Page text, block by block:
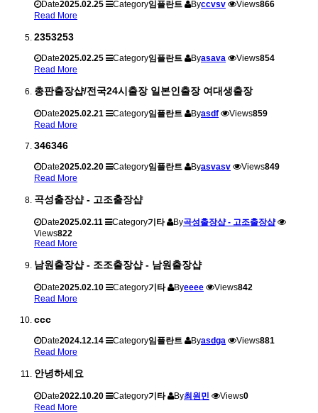
Date2025.02.25 Category임플란트 Byccvsv Views866
Read More
2353253
Date2025.02.25 Category임플란트 Byasava Views854
Read More
총판출장샵/전국24시출장 일본인출장 여대생출장
Date2025.02.21 Category임플란트 Byasdf Views859
Read More
346346
Date2025.02.20 Category임플란트 Byasvasv Views849
Read More
곡성출장샵 - 고조출장샵
Date2025.02.11 Category기타 By곡성출장샵 - 고조출장샵
Views822
Read More
남원출장샵 - 조조출장샵 - 남원출장샵
Date2025.02.10 Category기타 Byeeee Views842
Read More
ccc
Date2024.12.14 Category임플란트 Byasdga Views881
Read More
안녕하세요
Date2022.10.20 Category기타 By최원민 Views0
Read More